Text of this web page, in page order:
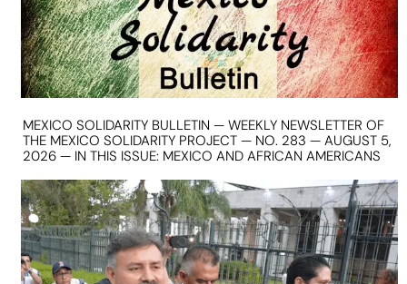
MEXICO SOLIDARITY BULLETIN — WEEKLY NEWSLETTER OF
THE MEXICO SOLIDARITY PROJECT — NO. 283 — AUGUST 5,
2026 — IN THIS ISSUE: MEXICO AND AFRICAN AMERICANS